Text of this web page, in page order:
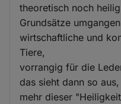
theoretisch noch
Grundsätze
wirtschaftliche und
Tiere,
vorrangig für die
das sieht dann so
mehr dieser